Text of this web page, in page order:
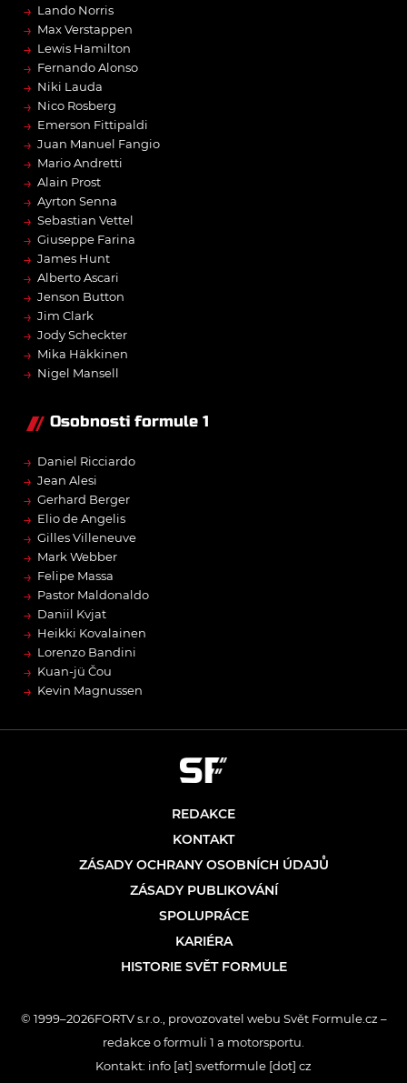
→ Lando Norris
→ Max Verstappen
→ Lewis Hamilton
→ Fernando Alonso
→ Niki Lauda
→ Nico Rosberg
→ Emerson Fittipaldi
→ Juan Manuel Fangio
→ Mario Andretti
→ Alain Prost
→ Ayrton Senna
→ Sebastian Vettel
→ Giuseppe Farina
→ James Hunt
→ Alberto Ascari
→ Jenson Button
→ Jim Clark
→ Jody Scheckter
→ Mika Häkkinen
→ Nigel Mansell
Osobnosti formule 1
→ Daniel Ricciardo
→ Jean Alesi
→ Gerhard Berger
→ Elio de Angelis
→ Gilles Villeneuve
→ Mark Webber
→ Felipe Massa
→ Pastor Maldonaldo
→ Daniil Kvjat
→ Heikki Kovalainen
→ Lorenzo Bandini
→ Kuan-jü Čou
→ Kevin Magnussen
REDAKCE
KONTAKT
ZÁSADY OCHRANY OSOBNÍCH ÚDAJŮ
ZÁSADY PUBLIKOVÁNÍ
SPOLUPRÁCE
KARIÉRA
HISTORIE SVĚT FORMULE
© 1999–2026FORTV s.r.o., provozovatel webu Svět Formule.cz –
redakce o formuli 1 a motorsportu.
Kontakt: info [at] svetformule [dot] cz